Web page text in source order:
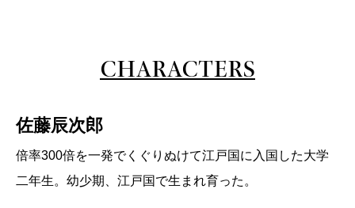
CHARACTERS
佐藤辰次郎
倍率300倍を一発でくぐりぬけて江戸国に入国した大学
二年生。幼少期、江戸国で生まれ育った。